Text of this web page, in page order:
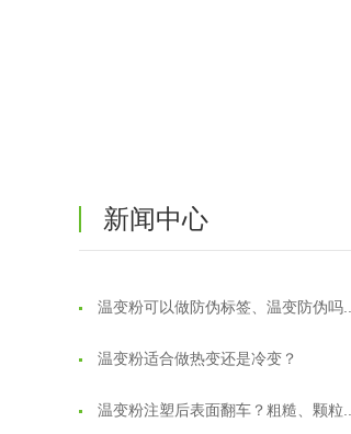
新闻中心